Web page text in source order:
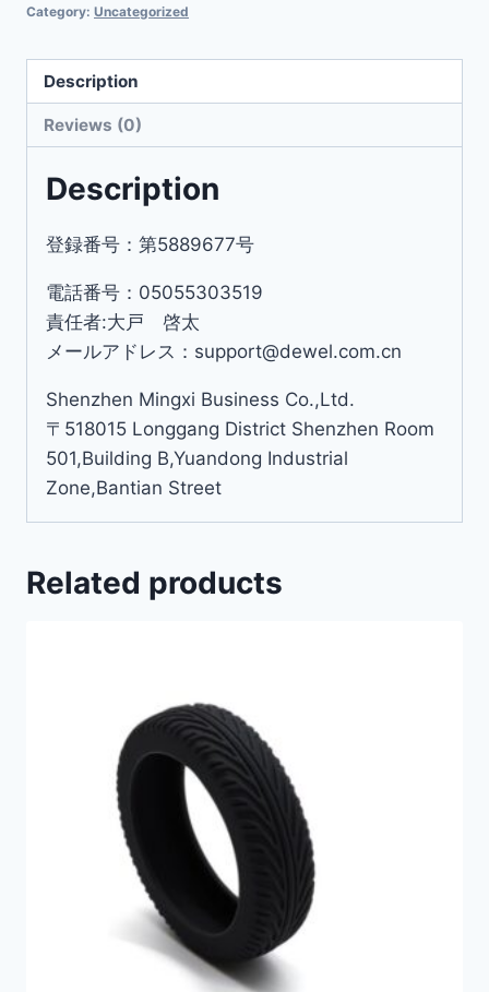
Category: Uncategorized
Description
Reviews (0)
Description
登録番号：第5889677号
電話番号：05055303519
責任者:大戸 啓太
メールアドレス：support@dewel.com.cn
Shenzhen Mingxi Business Co.,Ltd.
〒518015 Longgang District Shenzhen Room
501,Building B,Yuandong Industrial
Zone,Bantian Street
Related products